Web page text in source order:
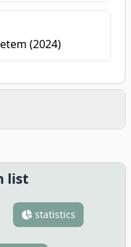
(2024)
list
statistics